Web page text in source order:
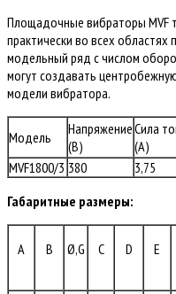
Площадочные вибраторы MVF
практически во всех
модельный ряд с числом
могут создавать
модели вибратора.
Модель
Напряжение
(В)
Сила
(A)
MVF1800/3 380 3,75
Габаритные размеры:
A B Ø,G C D E